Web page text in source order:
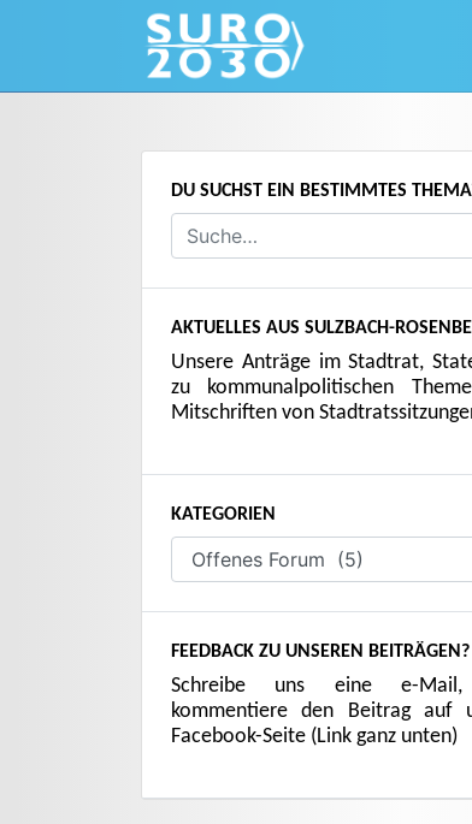
DU SUCHST EIN BESTIMMTES
AKTUELLES AUS SULZBACH-
Unsere Anträge im Stadtrat,
zu kommunalpolitischen
Mitschriften von
KATEGORIEN
FEEDBACK ZU UNSEREN BEITRÄGEN?
Schreibe uns eine e-
kommentiere den Beitrag auf
Facebook-Seite (Link ganz unten)